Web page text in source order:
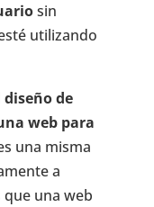
sin
utilizando
de
web para
una misma
a
una web